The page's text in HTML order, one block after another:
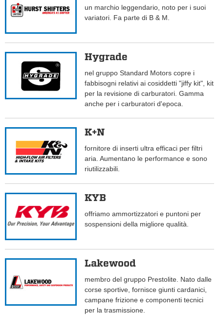
un marchio leggendario, noto per i suoi
variatori. Fa parte di B & M.
Hygrade
nel gruppo Standard Motors copre i
fabbisogni relativi ai cosiddetti "jiffy kit", kit
per la revisione di carburatori. Gamma
anche per i carburatori d'epoca.
K+N
fornitore di inserti ultra efficaci per filtri
aria. Aumentano le performance e sono
riutilizzabili.
KYB
offriamo ammortizzatori e puntoni per
sospensioni della migliore qualità.
Lakewood
membro del gruppo Prestolite. Nato dalle
corse sportive, fornisce giunti cardanici,
campane frizione e componenti tecnici
per la trasmissione.